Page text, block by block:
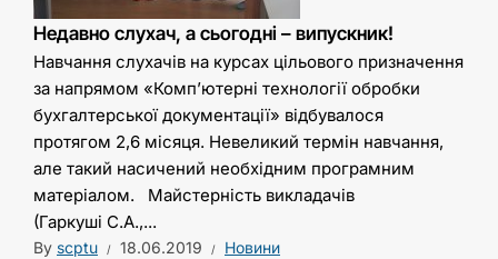
Недавно слухач, а сьогодні – випускник!
Навчання слухачів на курсах цільового призначення
за напрямом «Комп’ютерні технології обробки
бухгалтерської документації» відбувалося
протягом 2,6 місяця. Невеликий термін навчання,
але такий насичений необхідним програмним
матеріалом. Майстерність викладачів
(Гаркуші С.А.,...
By scptu 18.06.2019 Новини